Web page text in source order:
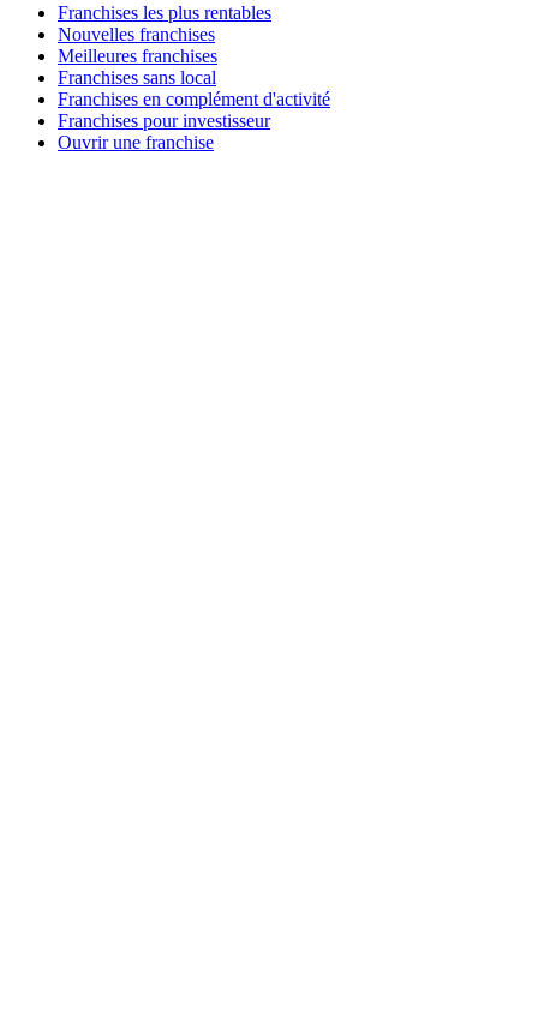
Franchises les plus rentables
Nouvelles franchises
Meilleures franchises
Franchises sans local
Franchises en complément d'activité
Franchises pour investisseur
Ouvrir une franchise